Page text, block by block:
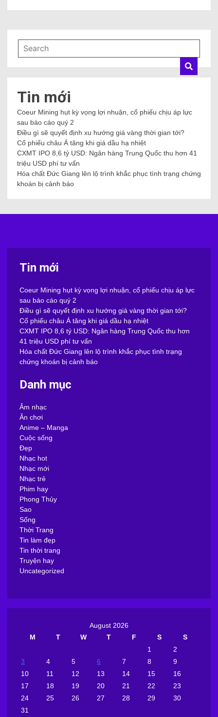
Tin mới
Coeur Mining hụt kỳ vọng lợi nhuận, cổ phiếu chịu áp lực
sau báo cáo quý 2
Điều gì sẽ quyết định xu hướng giá vàng thời gian tới?
Cổ phiếu châu Á tăng khi giá dầu hạ nhiệt
CXMT IPO 8,6 tỷ USD: Ngân hàng Trung Quốc thu hơn 41
triệu USD phí tư vấn
Hóa chất Đức Giang lên lộ trình khắc phục tình trạng chứng
khoán bị cảnh báo
Tin mới
Coeur Mining hụt kỳ vọng lợi nhuận, cổ phiếu chịu áp lực
sau báo cáo quý 2
Điều gì sẽ quyết định xu hướng giá vàng thời gian tới?
Cổ phiếu châu Á tăng khi giá dầu hạ nhiệt
CXMT IPO 8,6 tỷ USD: Ngân hàng Trung Quốc thu hơn
41 triệu USD phí tư vấn
Hóa chất Đức Giang lên lộ trình khắc phục tình trạng
chứng khoán bị cảnh báo
Danh mục
Âm nhạc
Ăn chơi
Anime – Manga
Cuộc sống
Đẹp
Nhạc hot
Nhạc mới
Nhạc trẻ
Phim hay
Phong Thủy
Sao
Sống
Thời Trang
Tin làm đẹp
Tin thời trang
Truyện hay
Uncategorized
August 2026
M
T W T F S
S
1
2
3
4 5 6 7 8
9
10
11 12 13 14 15
16
17
18 19 20 21 22
23
24
25 26 27 28 29
30
31